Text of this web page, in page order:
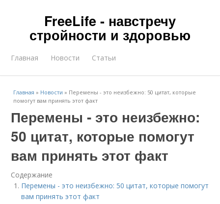
FreeLife - навстречу
стройности и здоровью
Главная Новости Статьи
Главная » Новости » Перемены - это неизбежно: 50 цитат, которые
помогут вам принять этот факт
Перемены - это неизбежно:
50 цитат, которые помогут
вам принять этот факт
Содержание
Перемены - это неизбежно: 50 цитат, которые помогут
вам принять этот факт